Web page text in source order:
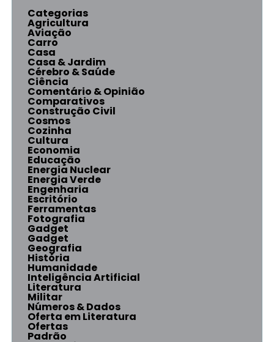
Categorias
Agricultura
Aviação
Carro
Casa
Casa & Jardim
Cérebro & Saúde
Ciência
Comentário & Opinião
Comparativos
Construção Civil
Cosmos
Cozinha
Cultura
Economia
Educação
Energia Nuclear
Energia Verde
Engenharia
Escritório
Ferramentas
Fotografia
Gadget
Gadget
Geografia
História
Humanidade
Inteligência Artificial
Literatura
Militar
Números & Dados
Oferta em Literatura
Ofertas
Padrão